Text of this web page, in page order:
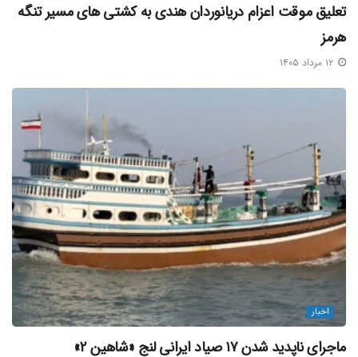
تعلیق موقت اعزام دریانوردان هندی به کشتی‌ های مسیر تنگه
هرمز
اخبار
ماجرای ناپدید شدن ۱۷ صیاد ایرانی لنج «شاهین ۲»